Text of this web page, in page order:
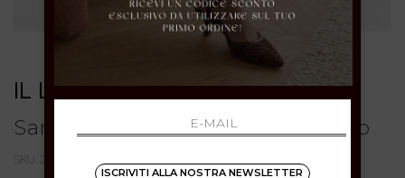
IL LACCIO
Sandali alla schiava in nappa cuoio
SKU: 2285NAPPACUOIO
ISCRIVITI ALLA NOSTRA NEWSLETTER